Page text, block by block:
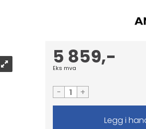
5 859,-
Eks mva
- +